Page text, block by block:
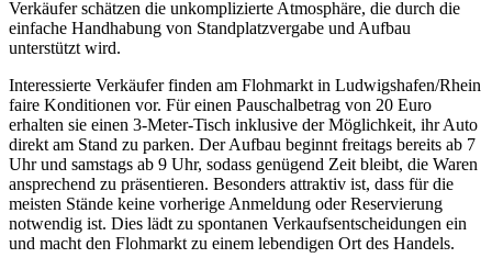
Verkäufer schätzen die unkomplizierte Atmosphäre, die durch die
einfache Handhabung von Standplatzvergabe und Aufbau
unterstützt wird.
Interessierte Verkäufer finden am Flohmarkt in Ludwigshafen/Rhein
faire Konditionen vor. Für einen Pauschalbetrag von 20 Euro
erhalten sie einen 3-Meter-Tisch inklusive der Möglichkeit, ihr Auto
direkt am Stand zu parken. Der Aufbau beginnt freitags bereits ab 7
Uhr und samstags ab 9 Uhr, sodass genügend Zeit bleibt, die Waren
ansprechend zu präsentieren. Besonders attraktiv ist, dass für die
meisten Stände keine vorherige Anmeldung oder Reservierung
notwendig ist. Dies lädt zu spontanen Verkaufsentscheidungen ein
und macht den Flohmarkt zu einem lebendigen Ort des Handels.